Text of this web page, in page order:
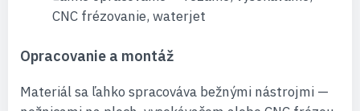
CNC frézovanie, waterjet
Opracovanie a montáž
Materiál sa ľahko spracováva bežnými nástrojmi —